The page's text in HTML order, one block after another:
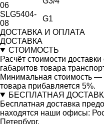
06
SLG5404-
08
G1
ДОСТАВКА И ОПЛАТА
ДОСТАВКА
СТОИМОСТЬ
Расчёт стоимости
габаритов товара
Минимальная стоимость —
товара прибавляется 5%.
БЕСПЛАТНАЯ
Бесплатная доставка
находятся наши офисы:
Петербург.